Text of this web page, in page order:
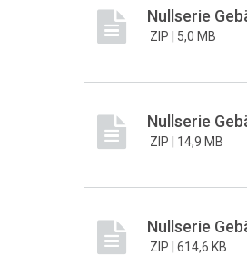
Nullserie
ZIP | 5,0 MB
Nullserie
ZIP | 14,9 MB
Nullserie
ZIP | 614,6 KB